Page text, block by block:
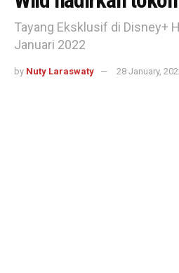
Tayang Eksklusif di Disney+
Januari 2022
by Nuty Laraswaty 28 January,